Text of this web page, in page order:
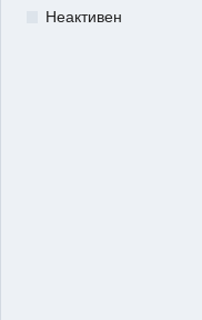
Неактивен